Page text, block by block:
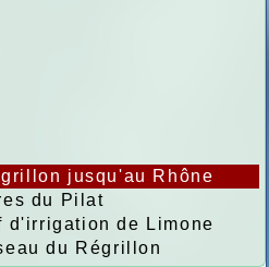
jusqu'au Rhône
du Pilat
d'irrigation de Limone
du Régrillon